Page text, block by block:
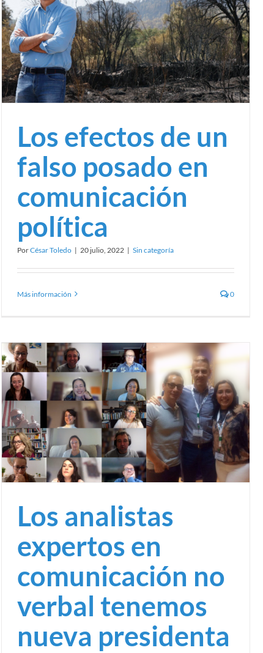
Los efectos de un
falso posado en
comunicación
política
PorCésar Toledo | 20 julio, 2022 | Sin categoría
Más información 0
Los analistas
expertos en
comunicación no
verbal tenemos
nueva presidenta